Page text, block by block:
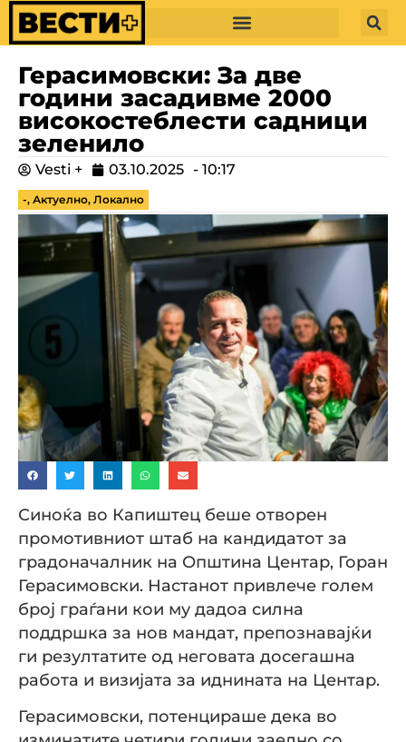
Герасимовски: За две
години засадивме 2000
високостеблести садници
зеленило
Vesti + 03.10.2025 - 10:17
-, Актуелно, Локално
Синоќа во Капиштец беше отворен
промотивниот штаб на кандидатот за
градоначалник на Општина Центар, Горан
Герасимовски. Настанот привлече голем
број граѓани кои му дадоа силна
поддршка за нов мандат, препознавајќи
ги резултатите од неговата досегашна
работа и визијата за иднината на Центар.
Герасимовски, потенцираше дека во